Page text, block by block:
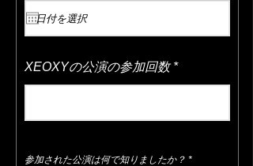
u
i
d
XEOXYの公演の参加回数
参加された公演は何で知りましたか？ *必